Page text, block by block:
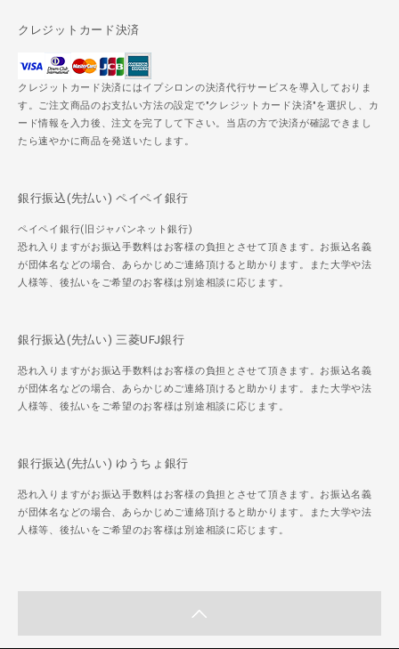
クレジットカード決済
クレジットカード決済にはイプシロンの決済代行サービスを導入しておりま
す。ご注文商品のお支払い方法の設定で"クレジットカード決済"を選択し、カ
ード情報を入力後、注文を完了して下さい。当店の方で決済が確認できまし
たら速やかに商品を発送いたします。
銀行振込(先払い) ペイペイ銀行
ペイペイ銀行(旧ジャパンネット銀行)
恐れ入りますがお振込手数料はお客様の負担とさせて頂きます。お振込名義
が団体名などの場合、あらかじめご連絡頂けると助かります。また大学や法
人様等、後払いをご希望のお客様は別途相談に応じます。
銀行振込(先払い) 三菱UFJ銀行
恐れ入りますがお振込手数料はお客様の負担とさせて頂きます。お振込名義
が団体名などの場合、あらかじめご連絡頂けると助かります。また大学や法
人様等、後払いをご希望のお客様は別途相談に応じます。
銀行振込(先払い) ゆうちょ銀行
恐れ入りますがお振込手数料はお客様の負担とさせて頂きます。お振込名義
が団体名などの場合、あらかじめご連絡頂けると助かります。また大学や法
人様等、後払いをご希望のお客様は別途相談に応じます。